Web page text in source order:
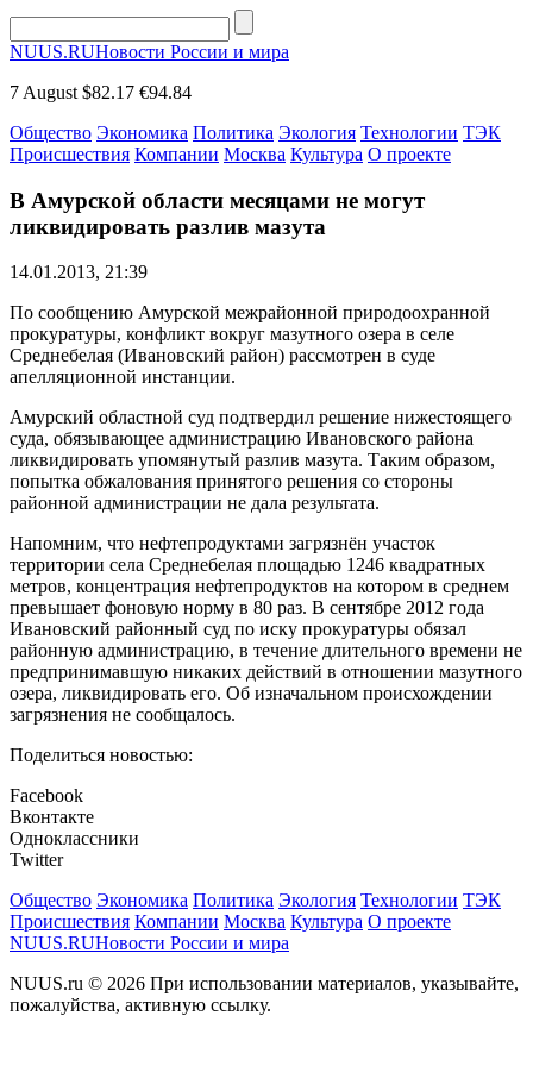
NUUS.RUНовости России и мира
7 August $82.17 €94.84
Общество Экономика Политика Экология Технологии ТЭК
Происшествия Компании Москва Культура О проекте
В Амурской области месяцами не могут
ликвидировать разлив мазута
14.01.2013, 21:39
По сообщению Амурской межрайонной природоохранной
прокуратуры, конфликт вокруг мазутного озера в селе
Среднебелая (Ивановский район) рассмотрен в суде
апелляционной инстанции.
Амурский областной суд подтвердил решение нижестоящего
суда, обязывающее администрацию Ивановского района
ликвидировать упомянутый разлив мазута. Таким образом,
попытка обжалования принятого решения со стороны
районной администрации не дала результата.
Напомним, что нефтепродуктами загрязнён участок
территории села Среднебелая площадью 1246 квадратных
метров, концентрация нефтепродуктов на котором в среднем
превышает фоновую норму в 80 раз. В сентябре 2012 года
Ивановский районный суд по иску прокуратуры обязал
районную администрацию, в течение длительного времени не
предпринимавшую никаких действий в отношении мазутного
озера, ликвидировать его. Об изначальном происхождении
загрязнения не сообщалось.
Поделиться новостью:
Facebook
Вконтакте
Одноклассники
Twitter
Общество Экономика Политика Экология Технологии ТЭК
Происшествия Компании Москва Культура О проекте
NUUS.RUНовости России и мира
NUUS.ru © 2026 При использовании материалов, указывайте,
пожалуйства, активную ссылку.